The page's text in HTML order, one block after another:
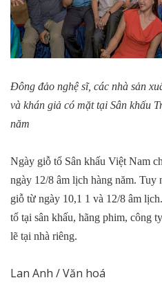
Đông đảo nghệ sĩ, các nhà sản
và khán giả có mặt tại Sân khấu
năm
Ngày giỗ tổ Sân khấu Việt Nam
ngày 12/8 âm lịch hàng năm. Tuy
giỗ từ ngày 10,1 1 và 12/8 âm
tổ tại sân khấu, hãng phim, công
lẽ tại nhà riêng.
Lan Anh / Văn hoá